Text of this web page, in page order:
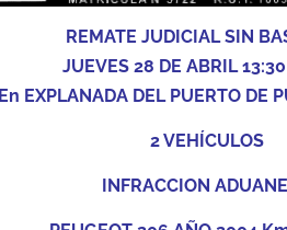
REMATE JUDICIAL SIN
JUEVES 28 DE ABRIL
En EXPLANADA DEL PUERTO DE
2 VEHÍCULOS
INFRACCION